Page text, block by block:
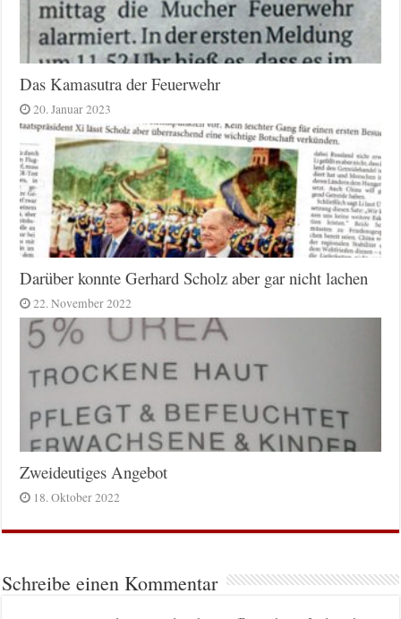
Das Kamasutra der Feuerwehr
20. Januar 2023
Darüber konnte Gerhard Scholz aber gar nicht lachen
22. November 2022
Zweideutiges Angebot
18. Oktober 2022
Schreibe einen Kommentar